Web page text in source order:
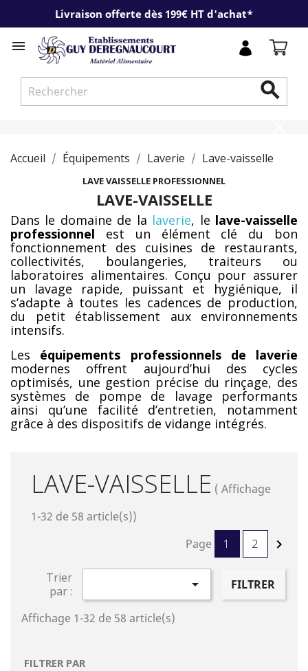
Livraison offerte dès 199€ HT d'achat*


Accueil Équipements Laverie Lave-vaisselle
LAVE VAISSELLE PROFESSIONNEL
LAVE-VAISSELLE
Dans le domaine de la laverie, le lave-vaisselle
professionnel est un élément clé du bon
fonctionnement des cuisines de restaurants,
collectivités, boulangeries, traiteurs ou
laboratoires alimentaires. Conçu pour assurer
un lavage rapide, puissant et hygiénique, il
s’adapte à toutes les cadences de production,
du petit établissement aux environnements
intensifs.
Les équipements professionnels de laverie
modernes offrent aujourd’hui des cycles
optimisés, une gestion précise du rinçage, des
systèmes de pompe de lavage performants
ainsi qu’une facilité d’entretien, notamment
grâce à des dispositifs de vidange intégrés.
LAVE-VAISSELLE ( Affichage
1-32 de 58 article(s))
Page
1 2 
Trier
par :
 FILTRER
Affichage 1-32 de 58 article(s)
FILTRER PAR